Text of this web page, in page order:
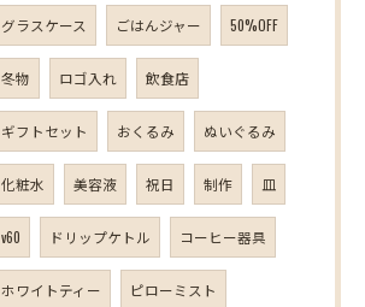
グラスケース ごはんジャー 50%OFF
冬物 ロゴ入れ 飲食店
ギフトセット おくるみ ぬいぐるみ
化粧水 美容液 祝日 制作 皿
v60 ドリップケトル コーヒー器具
ホワイトティー ピローミスト